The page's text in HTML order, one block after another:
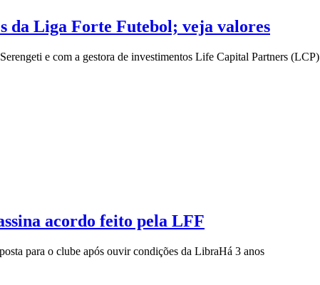
da Liga Forte Futebol; veja valores
e com a gestora de investimentos Life Capital Partners (LCP)
acordo feito pela LFF
para o clube após ouvir condições da LibraHá 3 anos